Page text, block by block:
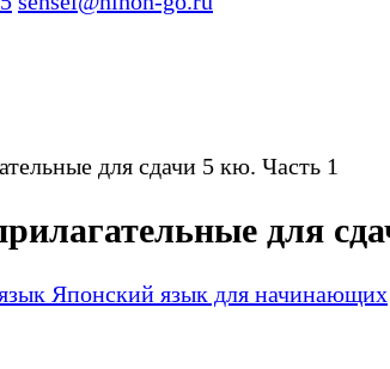
для сдачи 5 кю. Часть 1
для
Японский язык для начинающих